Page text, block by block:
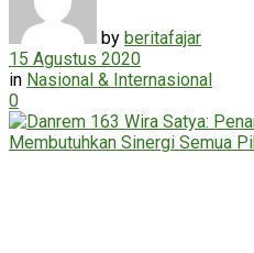
by beritafajar
15 Agustus 2020
in Nasional & Internasional
0